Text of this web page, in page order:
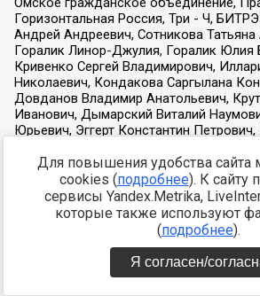
Для повышения удобства сайта
cookies (подробнее). К сайту
сервисы Yandex.Metrika,
которые также используют
(подробнее).
Я согласен/